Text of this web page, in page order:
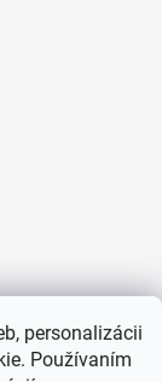
personalizácii
Používaním